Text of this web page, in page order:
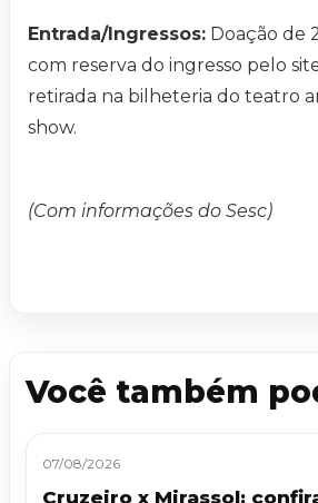
Entrada/Ingressos: Doação de
com reserva do ingresso pelo
retirada na bilheteria do teatro
show.
(Com informações do Sesc)
Você também
07/08/2026
Cruzeiro x Mirassol: